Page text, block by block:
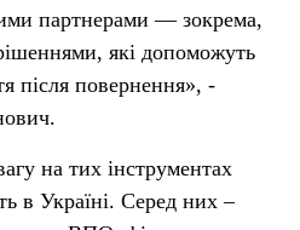
партнерами — зокрема,
які допоможуть
після повернення», -
на тих інструментах
в Україні. Серед них –